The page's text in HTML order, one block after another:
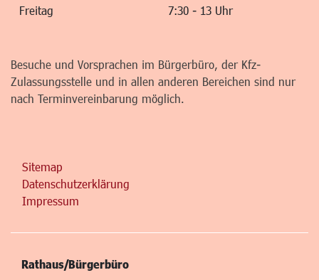
Freitag 7:30 - 13 Uhr
Besuche und Vorsprachen im Bürgerbüro, der Kfz-
Zulassungsstelle und in allen anderen Bereichen sind nur
nach Terminvereinbarung möglich.
Sitemap
Datenschutzerklärung
Impressum
Rathaus/Bürgerbüro